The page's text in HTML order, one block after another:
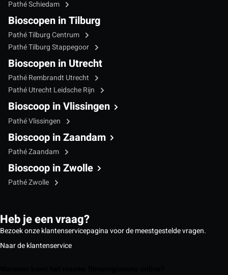
Pathé Schiedam
Bioscopen in Tilburg
Pathé Tilburg Centrum
Pathé Tilburg Stappegoor
Bioscopen in Utrecht
Pathé Rembrandt Utrecht
Pathé Utrecht Leidsche Rijn
Bioscoop in Vlissingen
Pathé Vlissingen
Bioscoop in Zaandam
Pathé Zaandam
Bioscoop in Zwolle
Pathé Zwolle
Heb je een vraag?
Bezoek onze klantenservicepagina voor de meestgestelde vragen.
Naar de klantenservice